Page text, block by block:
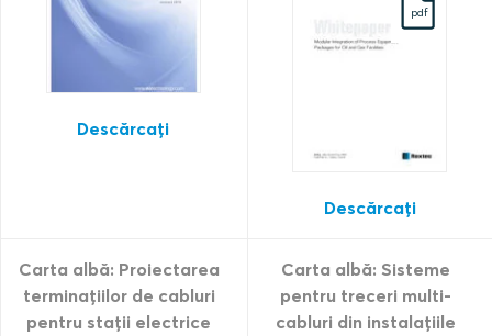
Descărcați
pdf
Descărcați
Carta albă: Proiectarea
terminațiilor de cabluri
pentru stații electrice
Carta albă: Sisteme
pentru treceri multi-
cabluri din instalațiile